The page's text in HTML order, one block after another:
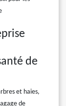
de
et haies,
de